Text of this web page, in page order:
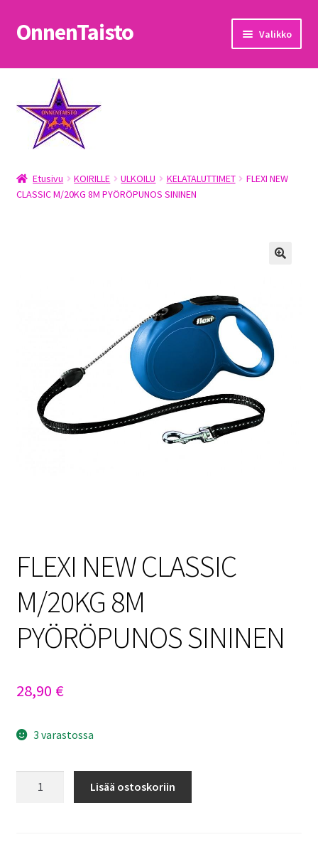
Siirry
navigointiin
Siirry
sisältöön
OnnenTaisto Valikko
Etusivu
Kassa
Oma tili
OnnenTaisto
Tietosuojaseloste
Toimitusehdot
Etusivu KOIRILLE ULKOILU KELATALUTTIMET
FLEXI NEW
CLASSIC M/20KG 8M PYÖRÖPUNOS SININEN
FLEXI NEW CLASSIC
M/20KG 8M
PYÖRÖPUNOS SININEN
28,90 €
3 varastossa
Lisää ostoskoriin